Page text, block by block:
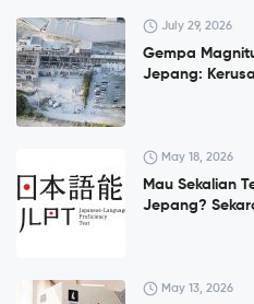
July 29, 2026
Gempa
Jepang:
May 18, 2026
Mau Sekalian
Jepang?
May 13, 2026